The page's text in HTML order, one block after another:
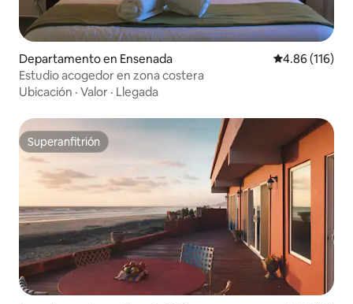
Departamento en Ensenada Calificación
4.86 (116)
Estudio acogedor en zona costera
Ubicación · Valor · Llegada
Superanfitrión
Superanfitrión